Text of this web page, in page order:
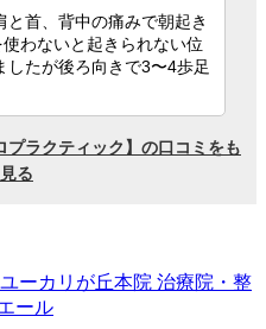
ーカリが丘本院 治療院・整
ール